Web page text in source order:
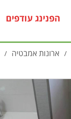
הפנינג עודפים
/ ארונות אמבטיה /